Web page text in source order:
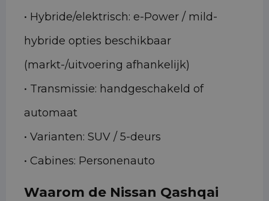
• Hybride/elektrisch: e-Power / mild-
hybride opties beschikbaar
(markt-/uitvoering afhankelijk)
• Transmissie: handgeschakeld of
automaat
• Varianten: SUV / 5-deurs
• Cabines: Personenauto
Waarom de Nissan Qashqai